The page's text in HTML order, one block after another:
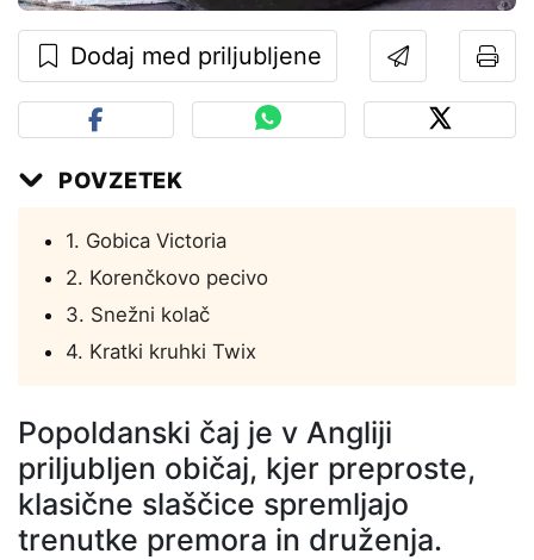
Dodaj med priljubljene
POVZETEK
1. Gobica Victoria
2. Korenčkovo pecivo
3. Snežni kolač
4. Kratki kruhki Twix
Popoldanski čaj je v Angliji
priljubljen običaj, kjer preproste,
klasične slaščice spremljajo
trenutke premora in druženja.